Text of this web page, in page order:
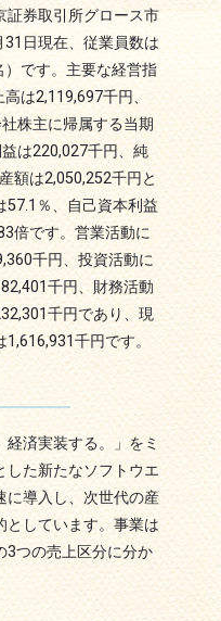
証券取引所グロース市
日現在、従業員数は
です。主要な経営指
は2,119,697千円、
株主に帰属する当期
は220,027千円、純
額は2,050,252千円と
57.1％、自己資本利益
倍です。営業活動に
千円、投資活動に
千円、財務活動
千円であり、現
千円です。
済実装する。」をミ
した新たなソフトウエ
に導入し、次世代の産
としています。事業は
3つの売上区分に分か